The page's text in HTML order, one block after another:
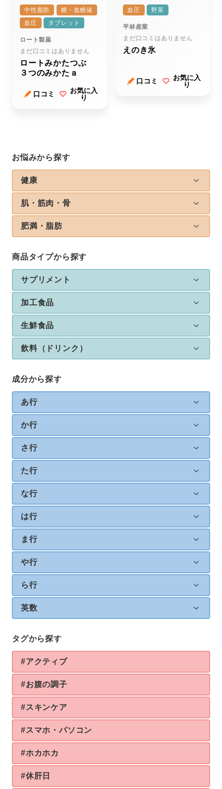
お悩みから探す
健康
肌・筋肉・骨
肥満・脂肪
商品タイプから探す
サプリメント
加工食品
生鮮食品
飲料（ドリンク）
成分から探す
あ行
か行
さ行
た行
な行
は行
ま行
や行
ら行
英数
タグから探す
#アクティブ
#お腹の調子
#スキンケア
#スマホ・パソコン
#ホカホカ
#休肝日
中性脂肪
糖・血糖値
血圧
タブレット
ロート製薬
まだ口コミはありません
ロートみかたつぶ
３つのみかたａ
口コミ
お気に入
り
血圧 野菜
平林産業
まだ口コミはありません
えのき氷
口コミ
お気に入
り